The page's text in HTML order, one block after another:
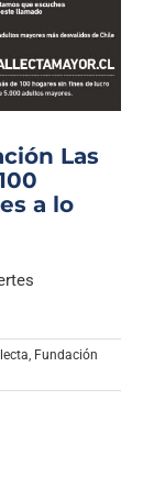
Las
a lo
, Fundación